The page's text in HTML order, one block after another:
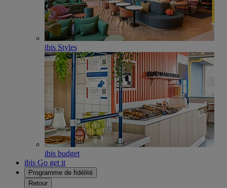
ibis Styles
ibis budget
ibis Go get it
Programme de fidélité
Retour